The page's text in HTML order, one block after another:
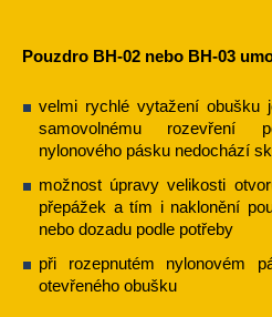
Pouzdro BH-02 nebo BH-03
velmi rychlé vytažení obušku
samovolnému rozevření
nylonového pásku nedochází
možnost úpravy velikosti
přepážek a tím i naklonění
nebo dozadu podle potřeby
při rozepnutém nylonovém
otevřeného obušku